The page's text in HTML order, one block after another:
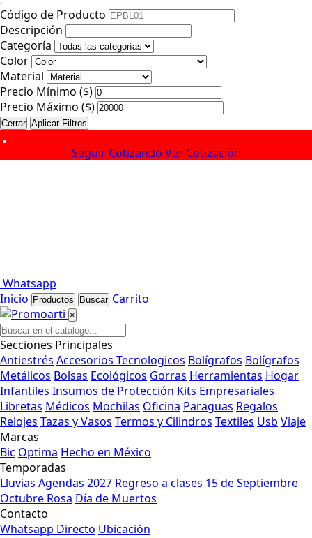
Código de Producto
Descripción
Categoría
Color
Material
Precio Mínimo ($)
Precio Máximo ($)
Cerrar Aplicar Filtros
Seguir Cotizando Ver Cotización
Whatsapp
Inicio Productos Buscar Carrito
×
Secciones Principales
Antiestrés Accesorios Tecnologicos Bolígrafos Bolígrafos
Metálicos Bolsas Ecológicos Gorras Herramientas Hogar
Infantiles Insumos de Protección Kits Empresariales
Libretas Médicos Mochilas Oficina Paraguas Regalos
Relojes Tazas y Vasos Termos y Cilindros Textiles Usb Viaje
Marcas
Bic Optima Hecho en México
Temporadas
Lluvias Agendas 2027 Regreso a clases 15 de Septiembre
Octubre Rosa Día de Muertos
Contacto
Whatsapp Directo Ubicación